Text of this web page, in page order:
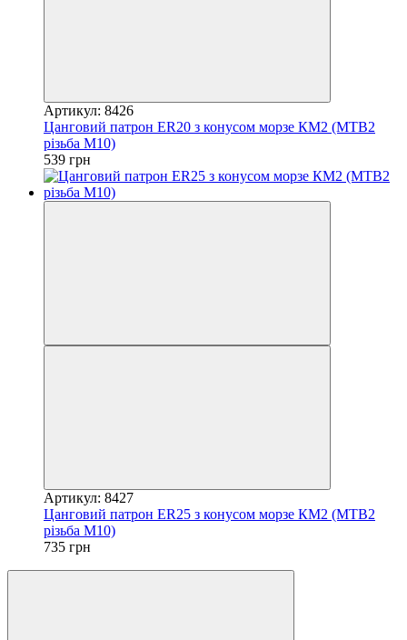
Артикул: 8426
Цанговий патрон ER20 з конусом морзе КМ2 (MTВ2
різьба M10)
539 грн
Артикул: 8427
Цанговий патрон ER25 з конусом морзе КМ2 (MTВ2
різьба M10)
735 грн